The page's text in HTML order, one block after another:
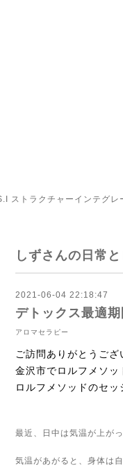
ストラクチャーインテグ
しずさんの日常
2021-06-04 22:18:47
デトックス最適
アロマセラピー
ご訪問ありがとうござ
金沢市でロルフメソ
ロルフメソッドのセッ
最近、日中は気温が上が
気温があがると、身体は